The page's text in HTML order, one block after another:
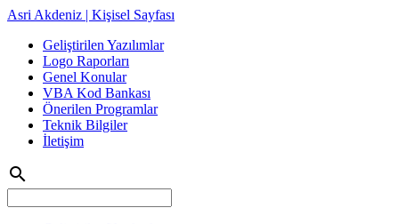
Asri Akdeniz | Kişisel Sayfası
Geliştirilen Yazılımlar
Logo Raporları
Genel Konular
VBA Kod Bankası
Önerilen Programlar
Teknik Bilgiler
İletişim
search